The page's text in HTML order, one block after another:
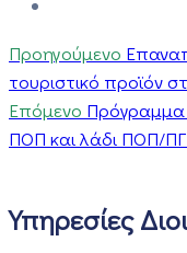
Προηγούμενο
τουριστικό προϊόν
Επόμενο Πρόγραμμα
ΠΟΠ και λάδι ΠΟΠ/
Υπηρεσίες